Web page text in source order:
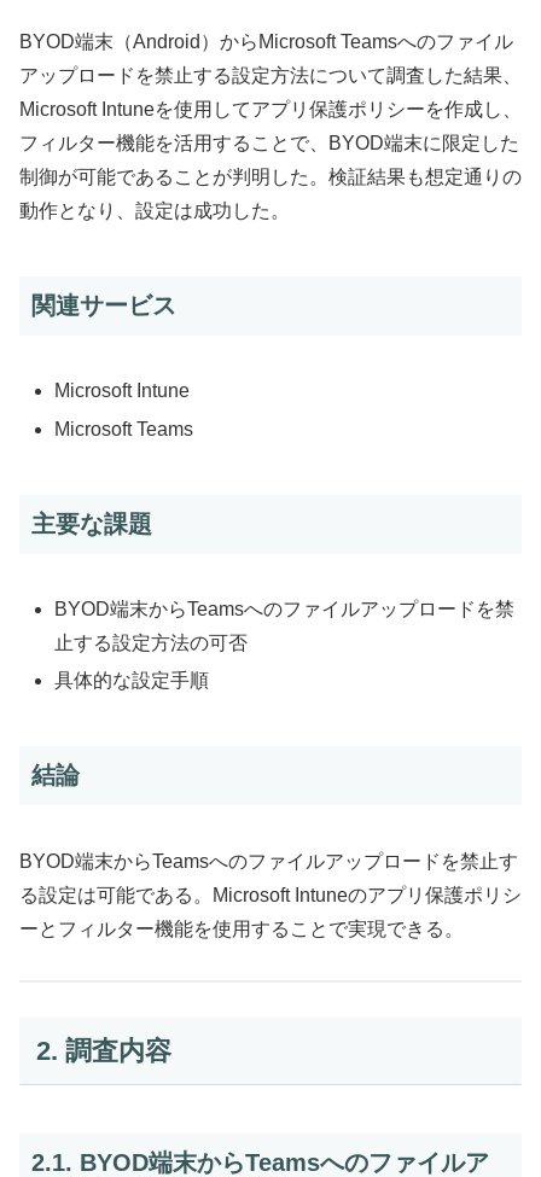
BYOD端末（Android）からMicrosoft Teamsへのファイル
アップロードを禁止する設定方法について調査した結果、
Microsoft Intuneを使用してアプリ保護ポリシーを作成し、
フィルター機能を活用することで、BYOD端末に限定した
制御が可能であることが判明した。検証結果も想定通りの
動作となり、設定は成功した。
関連サービス
Microsoft Intune
Microsoft Teams
主要な課題
BYOD端末からTeamsへのファイルアップロードを禁
止する設定方法の可否
具体的な設定手順
結論
BYOD端末からTeamsへのファイルアップロードを禁止す
る設定は可能である。Microsoft Intuneのアプリ保護ポリシ
ーとフィルター機能を使用することで実現できる。
2. 調査内容
2.1. BYOD端末からTeamsへのファイルア